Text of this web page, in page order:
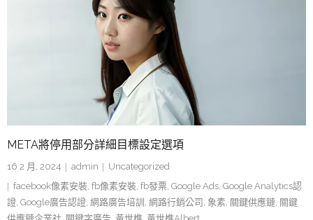
META將停用部分詳細目標設定選項
16 2 月, 2024 admin
Uncategorized
facebook像素安裝, fb像素安裝, fb發票, Google Ads, Google Analytics認
證, Google廣告認證, 網路廣告培訓 , 網路行銷公司 , 象素, 關鍵供應鏈, 關鍵